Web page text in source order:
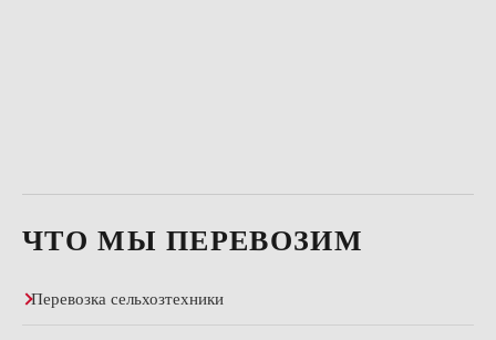
ЧТО МЫ ПЕРЕВОЗИМ
Перевозка сельхозтехники